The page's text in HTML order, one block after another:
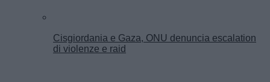
Cisgiordania e Gaza, ONU denuncia escalation
di violenze e raid